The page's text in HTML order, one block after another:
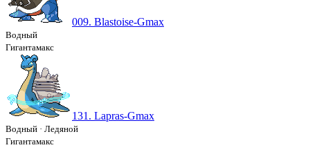
009. Blastoise-Gmax
Водный
Гигантамакс
131. Lapras-Gmax
Водный · Ледяной
Гигантамакс